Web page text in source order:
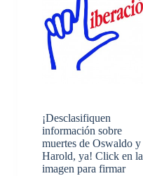
¡Desclasifiquen
información sobre
muertes de Oswaldo y
Harold, ya! Click en la
imagen para firmar